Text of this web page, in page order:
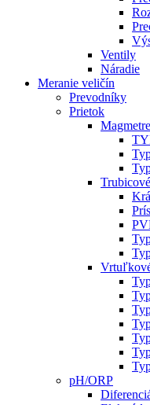
Ventily
Náradie
Meranie veličín
Prevodníky
Prietok
Magmetre
pH/ORP